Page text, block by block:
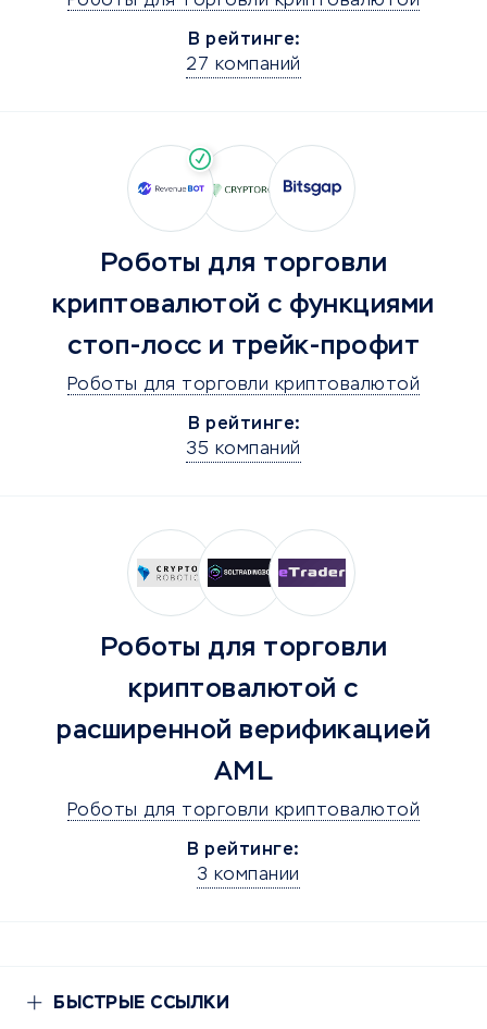
В рейтинге:
27 компаний
Роботы для торговли
криптовалютой с функциями
стоп-лосс и трейк-профит
Роботы для торговли криптовалютой
В рейтинге:
35 компаний
Роботы для торговли
криптовалютой с
расширенной верификацией
AML
Роботы для торговли криптовалютой
В рейтинге:
3 компании
БЫСТРЫЕ ССЫЛКИ